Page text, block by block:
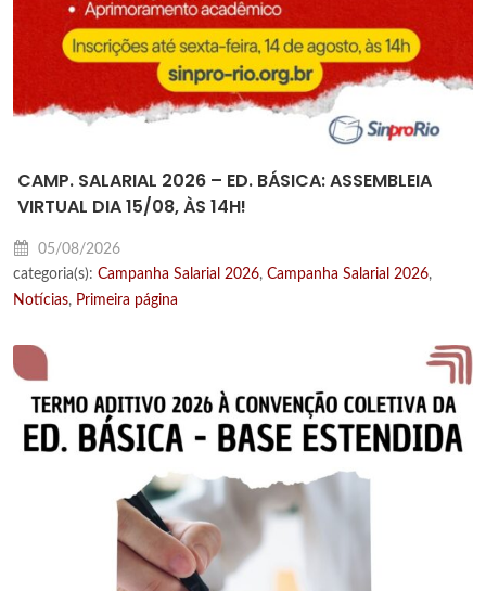
CAMP. SALARIAL 2026 – ED. BÁSICA: ASSEMBLEIA
VIRTUAL DIA 15/08, ÀS 14H!
05/08/2026
categoria(s): Campanha Salarial 2026, Campanha Salarial 2026,
Notícias, Primeira página